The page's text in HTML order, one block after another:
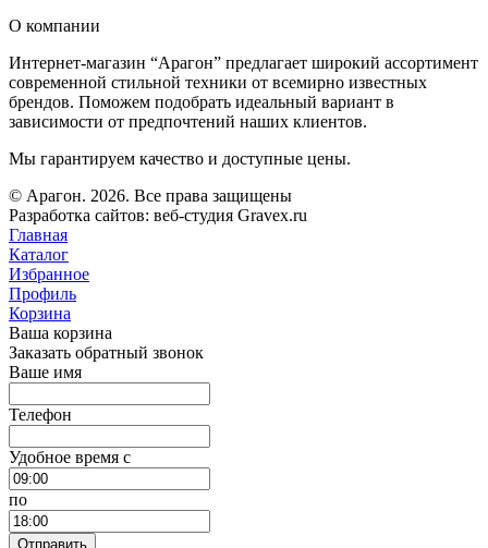
О компании
Интернет-магазин “Арагон” предлагает широкий ассортимент
современной стильной техники от всемирно известных
брендов. Поможем подобрать идеальный вариант в
зависимости от предпочтений наших клиентов.
Мы гарантируем качество и доступные цены.
© Арагон. 2026. Все права защищены
Разработка сайтов: веб-студия Gravex.ru
Главная
Каталог
Избранное
Профиль
Корзина
Ваша корзина
Заказать обратный звонок
Ваше имя
Телефон
Удобное время c
по
Отправить